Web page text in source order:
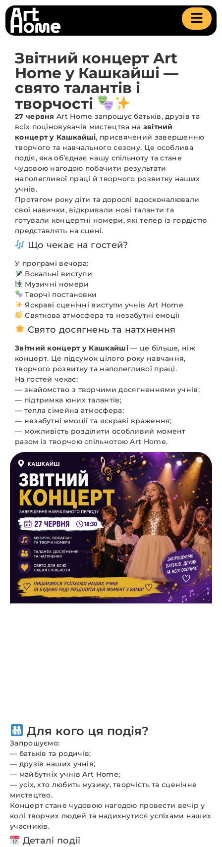
Звітний концерт Art
Home у Кашкайші —
свято талантів і
творчості
27 червня Art Home запрошує батьків, друзів та
всіх поціновувачів мистецтва на звітний
концерт у Кашкайші, присвячений завершенню
творчого та навчального сезону. Це особлива
подія, яка об’єднає нашу спільноту та стане
чудовою нагодою побачити результати
наполегливої праці й творчого розвитку наших
учнів.
Протягом року діти та дорослі вдосконалювали
свої навички, відкривали нові таланти та
готували концертні номери, які тепер із гордістю
представлять на сцені.
Що чекає на гостей?
У програмі вечора:
Вокальні виступи
Музичні номери
Творчі постановки
Яскраві сценічні виступи учнів Art Home
Святкова атмосфера та незабутні емоції
Свято досягнень та натхнення
Звітний концерт у Кашкайші— це більше, ніж
концерт. Це підсумок цілого року навчання,
творчого розвитку та наполегливої праці.
На гостей чекає:
— знайомство з творчими досягненнями учнів;
— підтримка юних талантів;
— тепла сімейна атмосфера;
— незабутні емоції та яскраві враження;
— можливість розділити особливий момент
разом із творчою спільнотою Art Home.
Для кого ця подія?
Запрошуємо:
— батьків та родичів;
— друзів наших учнів;
— майбутніх учнів Art Home;
— усіх, хто любить музику, творчість та сценічне
мистецтво.
Концерт стане чудовою нагодою провести вечір у
колі творчих людей та надихнутися успіхами наших
учасників.
Деталі події